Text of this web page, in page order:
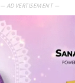
— ADVERTISEMENT —